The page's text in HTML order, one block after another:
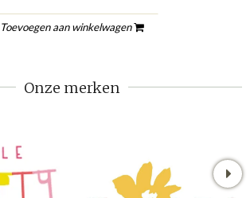
Toevoegen aan winkelwagen
Onze merken